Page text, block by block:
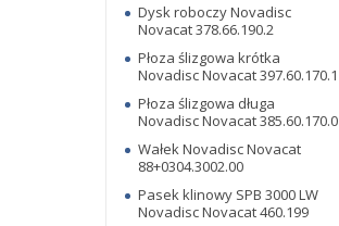
Dysk roboczy Novadisc
Novacat 378.66.190.2
Płoza ślizgowa krótka
Novadisc Novacat 397.60.170.1
Płoza ślizgowa długa
Novadisc Novacat 385.60.170.0
Wałek Novadisc Novacat
88+0304.3002.00
Pasek klinowy SPB 3000 LW
Novadisc Novacat 460.199